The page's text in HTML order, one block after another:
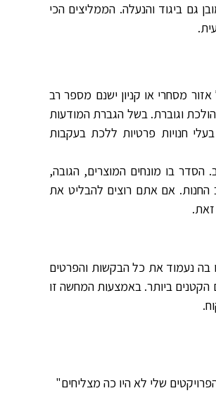
גם ביגוד והנעלה. הממליצים הכי
מסחרי או קניון ישנם מספר רב
וגוברת. בשל הגברת המודעות
חנויות פרטיות ללכת בעקבות
הסדר בו מונחים המוצרים, הגובה,
החנות. אם אתם רוצים להבליט את
בה נעמוד את כל הבקשות והפרטים
הקטנים ביותר. באמצעות המחשה זו
שלי לא היו כה מצליחים"